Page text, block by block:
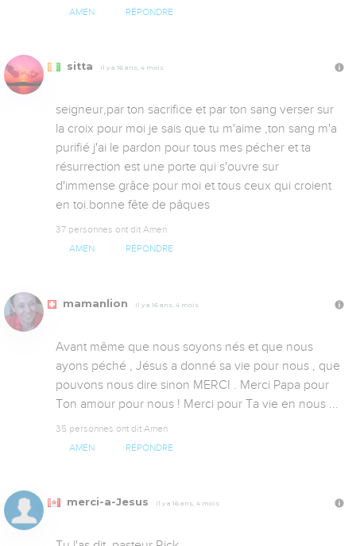
AMEN RÉPONDRE
sitta Il y a 16 ans, 4 mois
seigneur,par ton sacrifice et par ton sang verser sur
la croix pour moi je sais que tu m'aime ,ton sang m'a
purifié j'ai le pardon pour tous mes pécher et ta
résurrection est une porte qui s'ouvre sur
d'immense grâce pour moi et tous ceux qui croient
en toi.bonne fête de pâques
37 personnes ont dit Amen
AMEN RÉPONDRE
mamanlion Il y a 16 ans, 4 mois
Avant même que nous soyons nés et que nous
ayons péché , Jésus a donné sa vie pour nous , que
pouvons nous dire sinon MERCI . Merci Papa pour
Ton amour pour nous ! Merci pour Ta vie en nous ...
35 personnes ont dit Amen
AMEN RÉPONDRE
merci-a-Jesus Il y a 16 ans, 4 mois